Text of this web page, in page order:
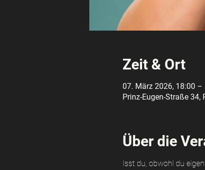
Zeit & Ort
07. März 2026, 18:00 –
Prinz-Eugen-Straße 34,
Über die
Isst du, obwohl du